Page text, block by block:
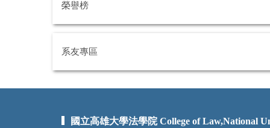
榮譽榜
系友專區
國立高雄大學法學院 College of Law,National